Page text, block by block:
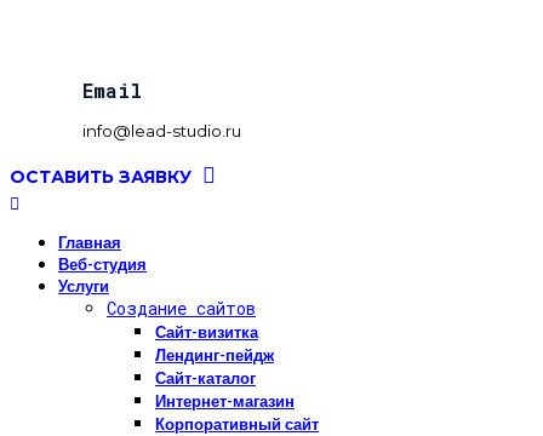
Email
info@lead-studio.ru
ОСТАВИТЬ ЗАЯВКУ
Главная
Веб-студия
Услуги
Создание сайтов
Сайт-визитка
Лендинг-пейдж
Сайт-каталог
Интернет-магазин
Корпоративный сайт